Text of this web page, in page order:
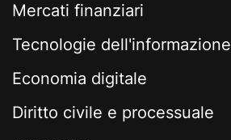
Mercati finanziari
Tecnologie dell'informazione
Economia digitale
Diritto civile e processuale